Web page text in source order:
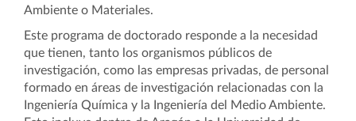
Ambiente o Materiales.
Este programa de doctorado responde a la necesidad
que tienen, tanto los organismos públicos de
investigación, como las empresas privadas, de personal
formado en áreas de investigación relacionadas con la
Ingeniería Química y la Ingeniería del Medio Ambiente.